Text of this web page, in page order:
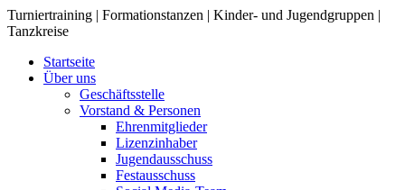
Turniertraining | Formationstanzen | Kinder- und Jugendgruppen |
Tanzkreise
Startseite
Über uns
Geschäftsstelle
Vorstand & Personen
Ehrenmitglieder
Lizenzinhaber
Jugendausschuss
Festausschuss